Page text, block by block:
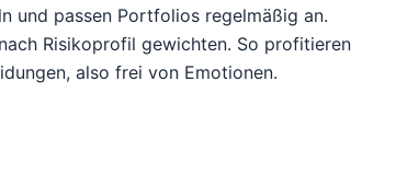
und passen Portfolios regelmäßig an.
Risikoprofil gewichten. So profitieren
also frei von Emotionen.